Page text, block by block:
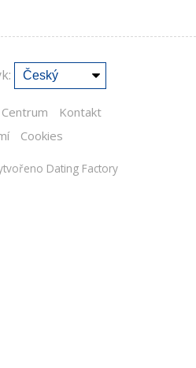
Kontakt
Cookies
Dating Factory